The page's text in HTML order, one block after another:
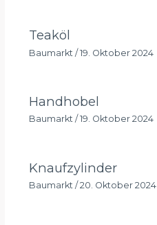
Teaköl
Baumarkt /19. Oktober 2024
Handhobel
Baumarkt/ 19. Oktober 2024
Knaufzylinder
Baumarkt/ 20. Oktober 2024